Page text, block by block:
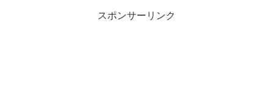
ないつもり😅また今日は本当に久しぶりにリンゴ酢を薄めて飲ん
スポンサーリンク